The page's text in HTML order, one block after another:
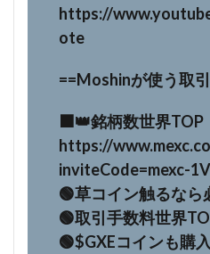
https://
ote
==Moshinが使う取
⬛️👑銘柄数世界TOP
https://
inviteCode=mexc-
🟢草コイン触るなら
🟢取引手数料世界
🟢$GXEコインも購